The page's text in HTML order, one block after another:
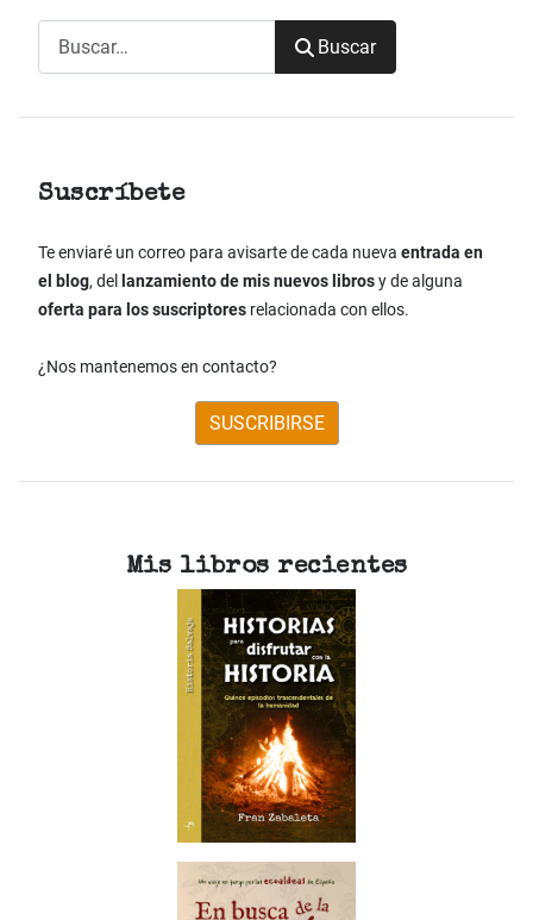
Buscar
Suscríbete
Te enviaré un correo para avisarte de cada nueva entrada en
el blog, del lanzamiento de mis nuevos librosy de alguna
oferta para los suscriptores relacionada con ellos.
¿Nos mantenemos en contacto?
SUSCRIBIRSE
Mis libros recientes